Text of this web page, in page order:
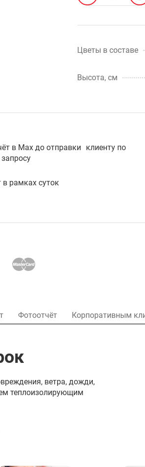
Цветы в составе
Высота, см
в Max до отправки клиенту по
в рамках суток
Фотоотчёт Корпоративным
ветра, дожди,
теплоизолирующим